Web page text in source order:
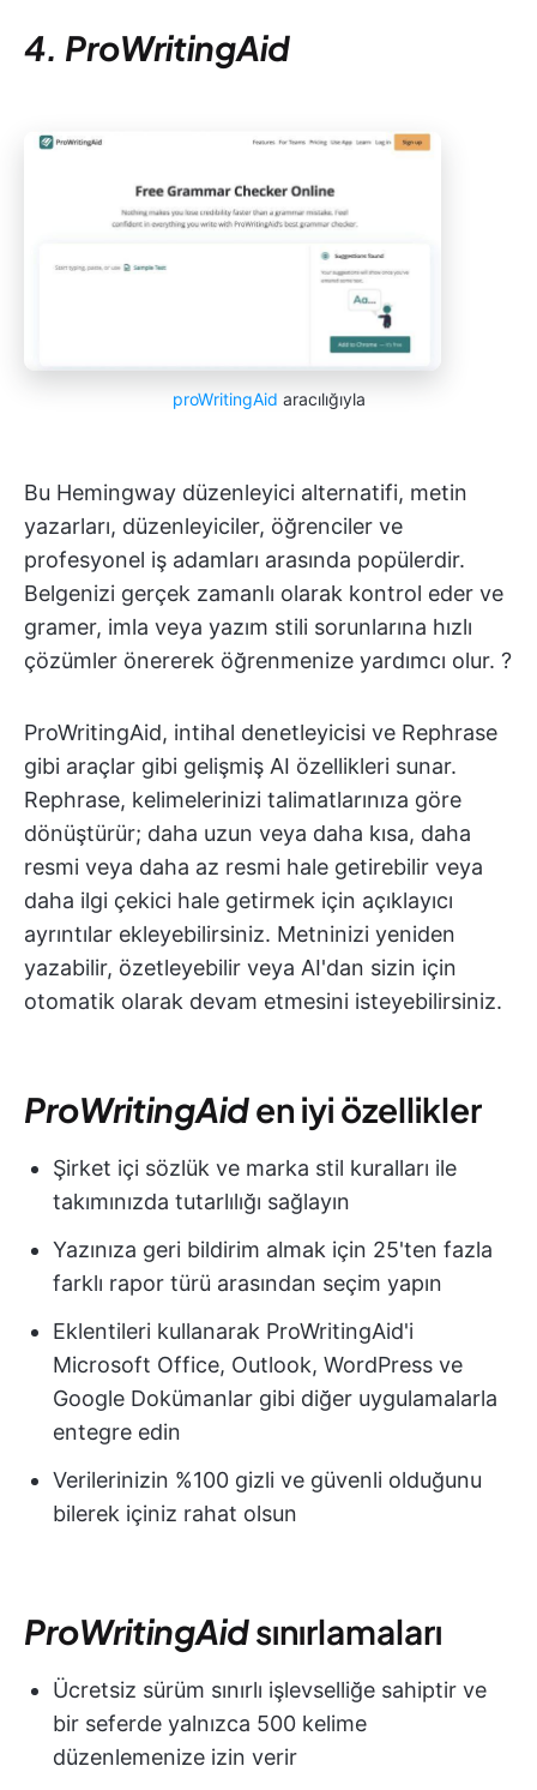
4. ProWritingAid
proWritingAid aracılığıyla
Bu Hemingway düzenleyici alternatifi, metin
yazarları, düzenleyiciler, öğrenciler ve
profesyonel iş adamları arasında popülerdir.
Belgenizi gerçek zamanlı olarak kontrol eder ve
gramer, imla veya yazım stili sorunlarına hızlı
çözümler önererek öğrenmenize yardımcı olur. ?
ProWritingAid, intihal denetleyicisi ve Rephrase
gibi araçlar gibi gelişmiş AI özellikleri sunar.
Rephrase, kelimelerinizi talimatlarınıza göre
dönüştürür; daha uzun veya daha kısa, daha
resmi veya daha az resmi hale getirebilir veya
daha ilgi çekici hale getirmek için açıklayıcı
ayrıntılar ekleyebilirsiniz. Metninizi yeniden
yazabilir, özetleyebilir veya AI'dan sizin için
otomatik olarak devam etmesini isteyebilirsiniz.
ProWritingAiden iyi özellikler
Şirket içi sözlük ve marka stil kuralları ile
takımınızda tutarlılığı sağlayın
Yazınıza geri bildirim almak için 25'ten fazla
farklı rapor türü arasından seçim yapın
Eklentileri kullanarak ProWritingAid'i
Microsoft Office, Outlook, WordPress ve
Google Dokümanlar gibi diğer uygulamalarla
entegre edin
Verilerinizin %100 gizli ve güvenli olduğunu
bilerek içiniz rahat olsun
ProWritingAidsınırlamaları
Ücretsiz sürüm sınırlı işlevselliğe sahiptir ve
bir seferde yalnızca 500 kelime
düzenlemenize izin verir